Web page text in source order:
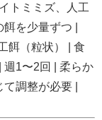
トミミズ、人工
を少量ずつ |
餌（粒状） | 食
週1〜2回 | 柔らか
調整が必要 |